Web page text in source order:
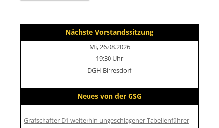
Nächste Vorstandssitzung
Mi, 26.08.2026
19:30 Uhr
DGH Birresdorf
Neues von der GSG
Grafschafter D1 weiterhin ungeschlagener Tabellenführer